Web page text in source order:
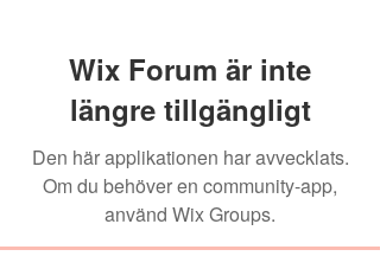
Wix Forum är inte
längre tillgängligt
Den här applikationen har avvecklats.
Om du behöver en community-app,
använd Wix Groups.